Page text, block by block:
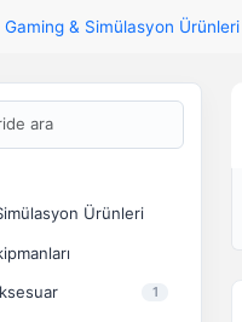
Gaming & Simülasyon Ürünleri
Ürünleri
1